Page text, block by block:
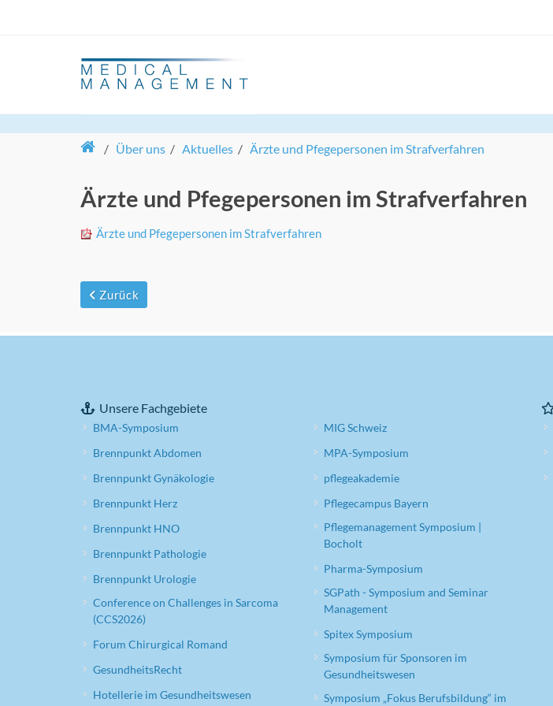
/ Über uns / Aktuelles / Ärzte und Pfegepersonen im Strafverfahren
Ärzte und Pfegepersonen im Strafverfahren
Ärzte und Pfegepersonen im Strafverfahren
Zurück
Unsere Fachgebiete
BMA-Symposium
Brennpunkt Abdomen
Brennpunkt Gynäkologie
Brennpunkt Herz
Brennpunkt HNO
Brennpunkt Pathologie
Brennpunkt Urologie
Conference on Challenges in Sarcoma
(CCS2026)
Forum Chirurgical Romand
GesundheitsRecht
Hotellerie im Gesundheitswesen
MIG Schweiz
MPA-Symposium
pflegeakademie
Pflegecampus Bayern
Pflegemanagement Symposium |
Bocholt
Pharma-Symposium
SGPath - Symposium and Seminar
Management
Spitex Symposium
Symposium für Sponsoren im
Gesundheitswesen
Symposium „Fokus Berufsbildung“ im